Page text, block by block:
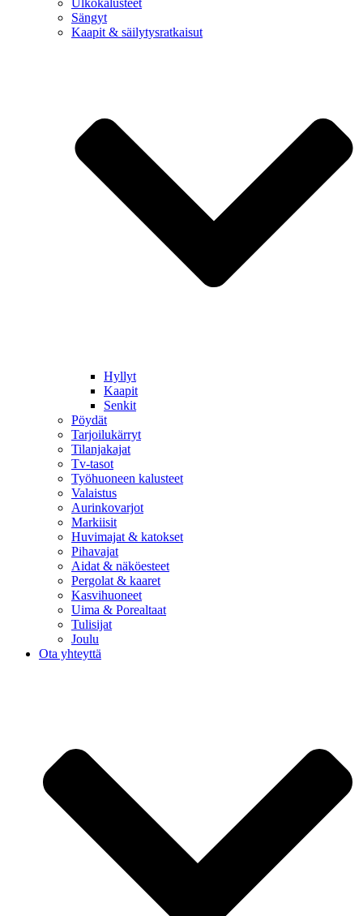
Ulkokalusteet
Sängyt
Kaapit & säilytysratkaisut
Hyllyt
Kaapit
Senkit
Pöydät
Tarjoilukärryt
Tilanjakajat
Tv-tasot
Työhuoneen kalusteet
Valaistus
Aurinkovarjot
Markiisit
Huvimajat & katokset
Pihavajat
Aidat & näköesteet
Pergolat & kaaret
Kasvihuoneet
Uima & Porealtaat
Tulisijat
Joulu
Ota yhteyttä